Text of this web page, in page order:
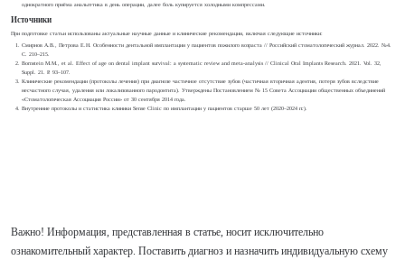
однократного приёма анальгетика в день операции, далее боль купируется холодными компрессами.
Источники
При подготовке статьи использованы актуальные научные данные и клинические рекомендации, включая следующие источники:
Смирнов А.В., Петрова Е.Н. Особенности дентальной имплантации у пациентов пожилого возраста // Российский стоматологический журнал. 2022. №4.
С. 210–215.
Bornstein M.M., et al. Effect of age on dental implant survival: a systematic review and meta-analysis // Clinical Oral Implants Research. 2021. Vol. 32,
Suppl. 21. P. 93–107.
Клинические рекомендации (протоколы лечения) при диагнозе частичное отсутствие зубов (частичная вторичная адентия, потеря зубов вследствие
несчастного случая, удаления или локализованного пародонтита). Утверждены Постановлением № 15 Совета Ассоциации общественных объединений
«Стоматологическая Ассоциация России» от 30 сентября 2014 года.
Внутренние протоколы и статистика клиники Sense Clinic по имплантации у пациентов старше 50 лет (2020–2024 гг.).
Важно! Информация, представленная в статье, носит исключительно
ознакомительный характер. Поставить диагноз и назначить индивидуальную схему